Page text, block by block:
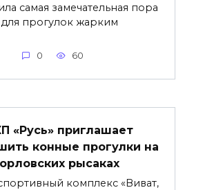
самая замечательная пора
для прогулок жарким
0 60
«Русь» приглашает
конные прогулки на
орловских рысаках
комплекс «Виват,